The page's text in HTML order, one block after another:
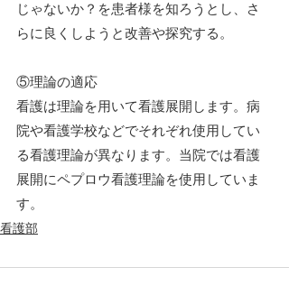
じゃないか？を患者様を知ろうとし、さ
らに良くしようと改善や探究する。
⑤理論の適応
看護は理論を用いて看護展開します。病
院や看護学校などでそれぞれ使用してい
る看護理論が異なります。当院では看護
展開にペプロウ看護理論を使用していま
す。
看護部